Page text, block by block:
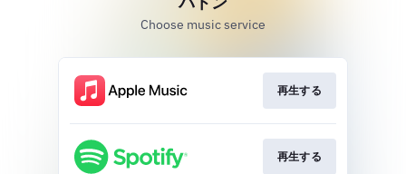
Choose music service
再生する
再生する